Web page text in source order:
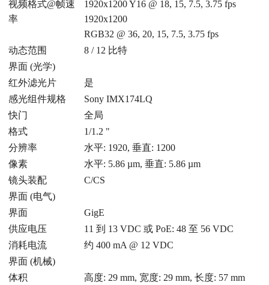
视频格式@帧速
率
1920x1200 Y16 @ 18, 15, 7.5, 3.75 fps
1920x1200
RGB32 @ 36, 20, 15, 7.5, 3.75 fps
动态范围
8 / 12 比特
界面 (光学)
红外滤光片
是
感光组件规格
Sony IMX174LQ
快门
全局
格式
1/1.2 "
分辨率
水平: 1920, 垂直: 1200
像素
水平: 5.86 µm, 垂直: 5.86 µm
镜头装配
C/CS
界面 (电气)
界面
GigE
供应电压
11 到 13 VDC 或 PoE: 48 至 56 VDC
消耗电流
约 400 mA @ 12 VDC
界面 (机械)
体积
高度: 29 mm, 宽度: 29 mm, 长度: 57 mm